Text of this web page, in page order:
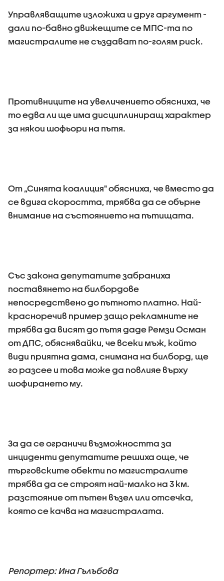
Управляващите изложиха и друг аргумент -
дали по-бавно движещите се МПС-та по
магистралите не създават по-голям риск.
Противниците на увеличението обясниха, че
то едва ли ще има дисциплиниращ характер
за някои шофьори на пътя.
От „Синята коалиция" обясниха, че вместо да
се вдига скоростта, трябва да се обърне
внимание на състоянието на пътищата.
Със закона депутатите забраниха
поставянето на билбордове
непосредствено до пътното платно. Най-
красноречив пример защо рекламните не
трябва да висят до пътя даде Ремзи Осман
от ДПС, обяснявайки, че всеки мъж, който
види приятна дама, снимана на билборд, ще
го разсее и това може да повлияе върху
шофирането му.
За да се ограничи възможността за
инциденти депутатите решиха още, че
търговските обекти по магистралите
трябва да се строят най-малко на 3 км.
разстояние от пътен възел или отсечка,
която се качва на магистралата.
Репортер: Ина Гълъбова